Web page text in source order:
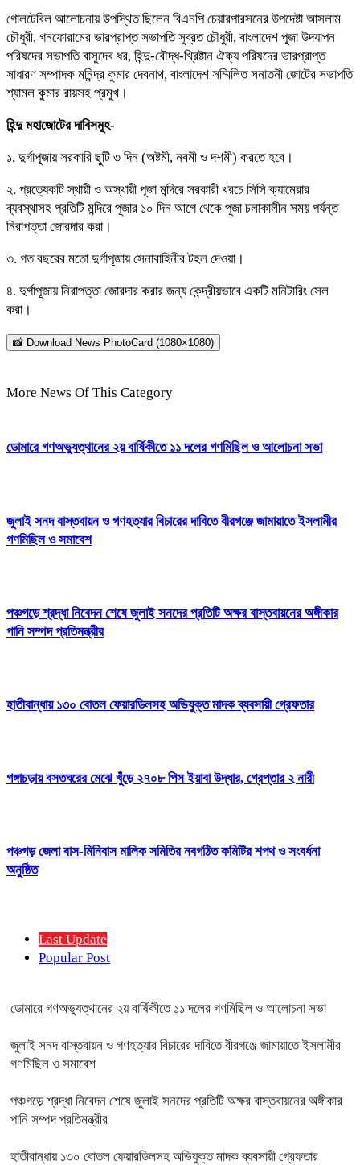
গোলটেবিল আলোচনায় উপস্থিত ছিলেন বিএনপি চেয়ারপারসনের উপদেষ্টা আসলাম
চৌধুরী, গনফোরামের ভারপ্রাপ্ত সভাপতি সুব্রত চৌধুরী, বাংলাদেশ পূজা উদযাপন
পরিষদের সভাপতি বাসুদেব ধর, হিন্দু-বৌদ্ধ-খ্রিষ্টান ঐক্য পরিষদের ভারপ্রাপ্ত
সাধারণ সম্পাদক মনিন্দ্র কুমার দেবনাথ, বাংলাদেশ সম্মিলিত সনাতনী জোটের সভাপতি
শ্যামল কুমার রায়সহ প্রমুখ।
হিন্দু মহাজোটের দাবিসমূহ-
১. দুর্গাপূজায় সরকারি ছুটি ৩ দিন (অষ্টমী, নবমী ও দশমী) করতে হবে।
২. প্রত্যেকটি স্থায়ী ও অস্থায়ী পূজা মন্দিরে সরকারী খরচে সিসি ক্যামেরার
ব্যবস্থাসহ প্রতিটি মন্দিরে পূজার ১০ দিন আগে থেকে পূজা চলাকালীন সময় পর্যন্ত
নিরাপত্তা জোরদার করা।
৩. গত বছরের মতো দুর্গাপূজায় সেনাবাহিনীর টহল দেওয়া।
৪. দুর্গাপূজায় নিরাপত্তা জোরদার করার জন্য কেন্দ্রীয়ভাবে একটি মনিটারিং সেল
করা।
📸 Download News PhotoCard (1080×1080)
More News Of This Category
ডোমারে গণঅভ্যুত্থানের ২য় বার্ষিকীতে ১১ দলের গণমিছিল ও আলোচনা সভা
জুলাই সনদ বাস্তবায়ন ও গণহত্যার বিচারের দাবিতে বীরগঞ্জে জামায়াতে ইসলামীর
গণমিছিল ও সমাবেশ
পঞ্চগড়ে শ্রদ্ধা নিবেদন শেষে জুলাই সনদের প্রতিটি অক্ষর বাস্তবায়নের অঙ্গীকার
পানি সম্পদ প্রতিমন্ত্রীর
হাতীবান্ধায় ১৩০ বোতল ফেয়ারডিলসহ অভিযুক্ত মাদক ব্যবসায়ী গ্রেফতার
গঙ্গাচড়ায় বসতঘরের মেঝে খুঁড়ে ২৭০৮ পিস ইয়াবা উদ্ধার, গ্রেপ্তার ২ নারী
পঞ্চগড় জেলা বাস-মিনিবাস মালিক সমিতির নবগঠিত কমিটির শপথ ও সংবর্ধনা
অনুষ্ঠিত
Last Update
Popular Post
ডোমারে গণঅভ্যুত্থানের ২য় বার্ষিকীতে ১১ দলের গণমিছিল ও আলোচনা সভা
জুলাই সনদ বাস্তবায়ন ও গণহত্যার বিচারের দাবিতে বীরগঞ্জে জামায়াতে ইসলামীর
গণমিছিল ও সমাবেশ
পঞ্চগড়ে শ্রদ্ধা নিবেদন শেষে জুলাই সনদের প্রতিটি অক্ষর বাস্তবায়নের অঙ্গীকার
পানি সম্পদ প্রতিমন্ত্রীর
হাতীবান্ধায় ১৩০ বোতল ফেয়ারডিলসহ অভিযুক্ত মাদক ব্যবসায়ী গ্রেফতার